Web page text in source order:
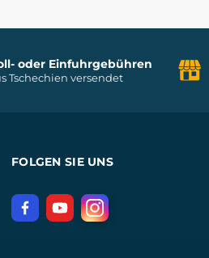
oder Einfuhrgebühren
Tschechien versendet
FOLGEN SIE UNS